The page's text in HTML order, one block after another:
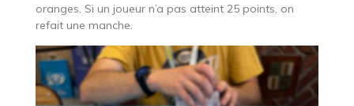
oranges. Si un joueur n’a pas atteint 25 points, on
refait une manche.